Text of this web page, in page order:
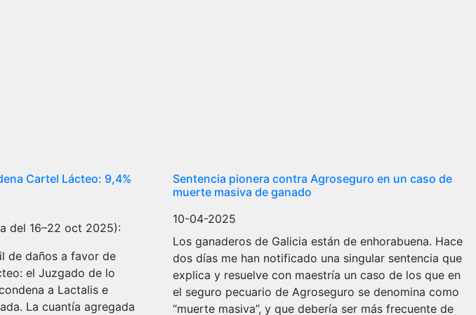
Cartel Lácteo: 9,4%
del 16–22 oct 2025):
de daños a favor de
el Juzgado de lo
a Lactalis e
La cuantía agregada
Sentencia pionera contra Agroseguro en un caso de
muerte masiva de ganado
10-04-2025
Los ganaderos de Galicia están de enhorabuena. Hace
dos días me han notificado una singular sentencia que
explica y resuelve con maestría un caso de los que en
el seguro pecuario de Agroseguro se denomina como
“muerte masiva”, y que debería ser más frecuente de